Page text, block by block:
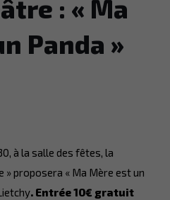
: « Ma
Panda »
à la salle des fêtes, la
» proposera « Ma Mère est un
. Entrée 10€ gratuit